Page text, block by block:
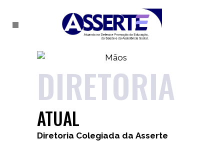
DIRETORIA
ATUAL
Diretoria Colegiada da Asserte